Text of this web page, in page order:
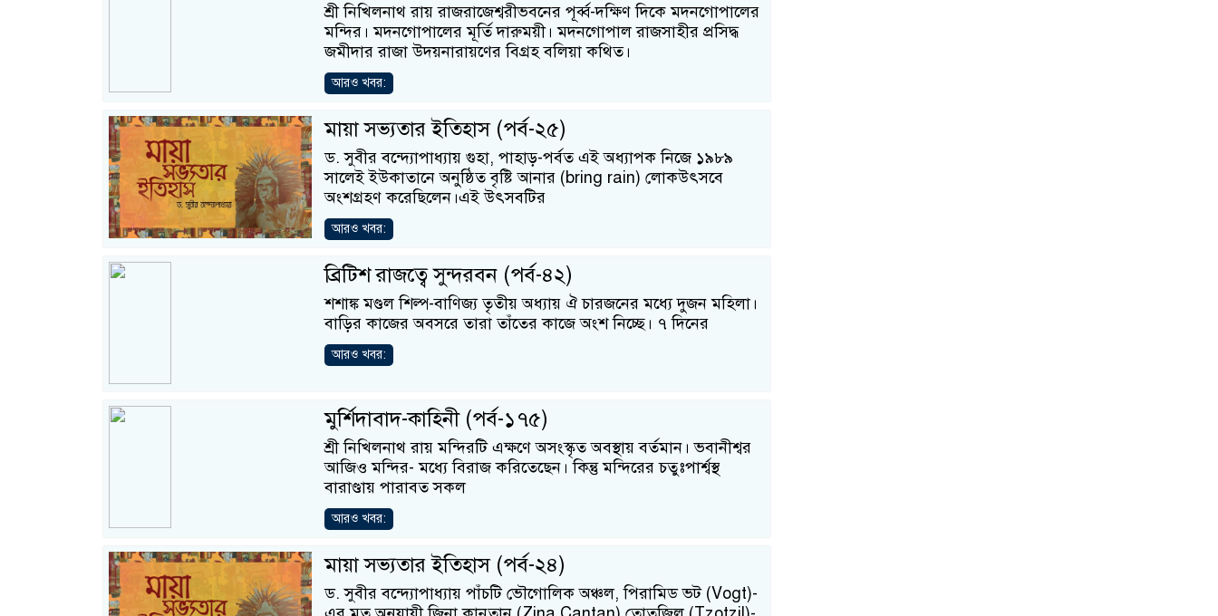
শ্রী নিখিলনাথ রায় রাজরাজেশ্বরীভবনের পূর্ব্ব-দক্ষিণ দিকে মদনগোপালের
মন্দির। মদনগোপালের মূর্তি দারুময়ী। মদনগোপাল রাজসাহীর প্রসিদ্ধ
জমীদার রাজা উদয়নারায়ণের বিগ্রহ বলিয়া কথিত।
আরও খবর:
মায়া সভ্যতার ইতিহাস (পর্ব-২৫)
ড. সুবীর বন্দ্যোপাধ্যায় গুহা, পাহাড়-পর্বত এই অধ্যাপক নিজে ১৯৮৯
সালেই ইউকাতানে অনুষ্ঠিত বৃষ্টি আনার (bring rain) লোকউৎসবে
অংশগ্রহণ করেছিলেন।এই উৎসবটির
আরও খবর:
ব্রিটিশ রাজত্বে সুন্দরবন (পর্ব-৪২)
শশাঙ্ক মণ্ডল শিল্প-বাণিজ্য তৃতীয় অধ্যায় ঐ চারজনের মধ্যে দুজন মহিলা।
বাড়ির কাজের অবসরে তারা তাঁতের কাজে অংশ নিচ্ছে। ৭ দিনের
আরও খবর:
মুর্শিদাবাদ-কাহিনী (পর্ব-১৭৫)
শ্রী নিখিলনাথ রায় মন্দিরটি এক্ষণে অসংস্কৃত অবস্থায় বর্তমান। ভবানীশ্বর
আজিও মন্দির- মধ্যে বিরাজ করিতেছেন। কিন্তু মন্দিরের চতুঃপার্শ্বস্থ
বারাণ্ডায় পারাবত সকল
আরও খবর:
মায়া সভ্যতার ইতিহাস (পর্ব-২৪)
ড. সুবীর বন্দ্যোপাধ্যায় পাঁচটি ভৌগোলিক অঞ্চল, পিরামিড ভট (Vogt)-